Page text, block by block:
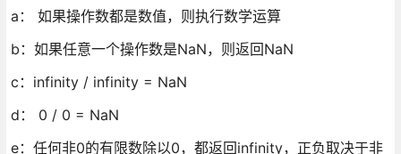
a： 如果操作数都是数值，则执行数学运算
b：如果任意一个操作数是NaN，则返回NaN
c：infinity / infinity = NaN
d： 0 / 0 = NaN
e：任何非0的有限数除以0，都返回infinity，正负取决于非